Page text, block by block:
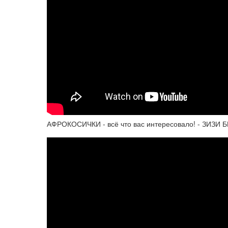
АФРОКОСИЧКИ - всё что вас интересовало! -